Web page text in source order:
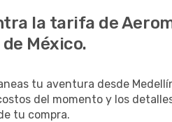
la tarifa de
México.
tu aventura desde
del momento y los
tu compra.